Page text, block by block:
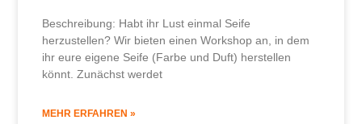
Beschreibung: Habt ihr Lust einmal Seife
herzustellen? Wir bieten einen Workshop an, in dem
ihr eure eigene Seife (Farbe und Duft) herstellen
könnt. Zunächst werdet
MEHR ERFAHREN »